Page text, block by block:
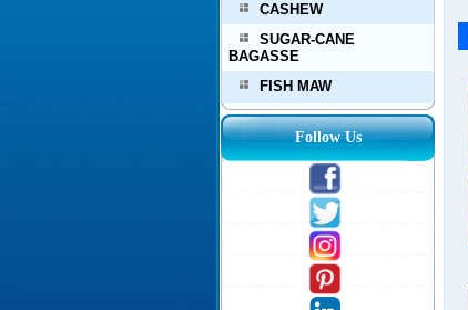
CASHEW
SUGAR-CANE
BAGASSE
FISH MAW
Follow Us